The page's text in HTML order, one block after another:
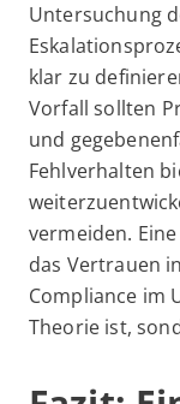
Untersuchung
klar zu
Vorfall sollten
und
Fehlverhalten
vermeiden.
das Vertrauen
Compliance im
Theorie ist,